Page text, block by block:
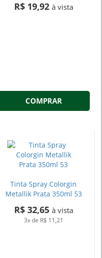
R$ 19,92 à vista
COMPRAR
Tinta Spray Colorgin
Metallik Prata 350ml 53
R$ 32,65 à vista
3xde R$ 11,21